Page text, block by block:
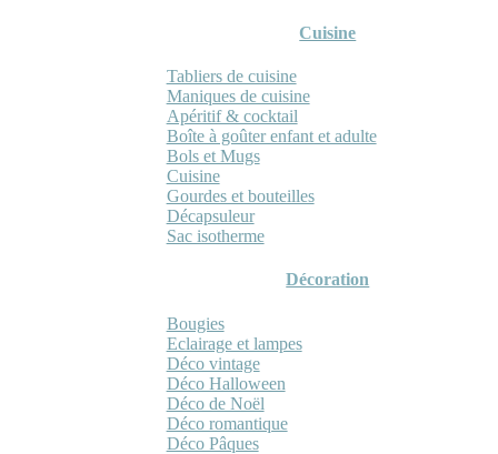
Cuisine
Tabliers de cuisine
Maniques de cuisine
Apéritif & cocktail
Boîte à goûter enfant et adulte
Bols et Mugs
Cuisine
Gourdes et bouteilles
Décapsuleur
Sac isotherme
Décoration
Bougies
Eclairage et lampes
Déco vintage
Déco Halloween
Déco de Noël
Déco romantique
Déco Pâques